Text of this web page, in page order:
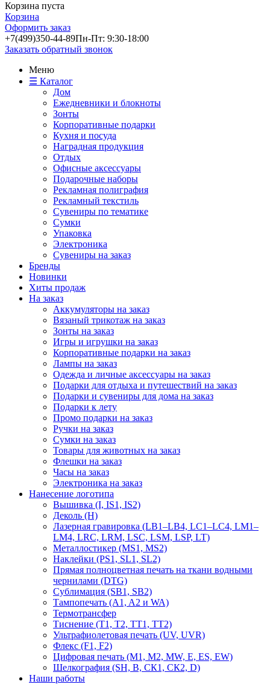
Корзина пуста
Корзина
Оформить заказ
+7(499)350-44-89Пн-Пт: 9:30-18:00
Заказать обратный звонок
Меню
☰ Каталог
Дом
Ежедневники и блокноты
Зонты
Корпоративные подарки
Кухня и посуда
Наградная продукция
Отдых
Офисные аксессуары
Подарочные наборы
Рекламная полиграфия
Рекламный текстиль
Сувениры по тематике
Сумки
Упаковка
Электроника
Сувениры на заказ
Бренды
Новинки
Хиты продаж
На заказ
Аккумуляторы на заказ
Вязаный трикотаж на заказ
Зонты на заказ
Игры и игрушки на заказ
Корпоративные подарки на заказ
Лампы на заказ
Одежда и личные аксессуары на заказ
Подарки для отдыха и путешествий на заказ
Подарки и сувениры для дома на заказ
Подарки к лету
Промо подарки на заказ
Ручки на заказ
Сумки на заказ
Товары для животных на заказ
Флешки на заказ
Часы на заказ
Электроника на заказ
Нанесение логотипа
Вышивка (I, IS1, IS2)
Деколь (H)
Лазерная гравировка (LB1–LB4, LC1–LC4, LM1–
LM4, LRC, LRM, LSC, LSM, LSP, LT)
Металлостикер (MS1, MS2)
Наклейки (PS1, SL1, SL2)
Прямая полноцветная печать на ткани водными
чернилами (DTG)
Сублимация (SB1, SB2)
Тампопечать (A1, A2 и WA)
Термотрансфер
Тиснение (Т1, Т2, ТT1, ТT2)
Ультрафиолетовая печать (UV, UVR)
Флекс (F1, F2)
Цифровая печать (M1, M2, MW, E, ES, EW)
Шелкография (SH, В, СК1, СК2, D)
Наши работы